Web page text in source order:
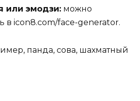
или эмодзи: можно
в icon8.com/face-generator.
панда, сова, шахматный